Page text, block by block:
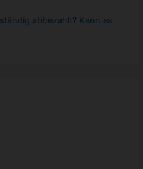
abbezahlt? Kann es